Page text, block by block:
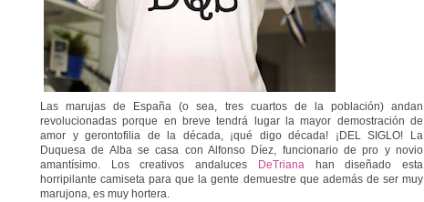
Las marujas de España (o sea, tres cuartos de la población) andan
revolucionadas porque en breve tendrá lugar la mayor demostración de
amor y gerontofilia de la década, ¡qué digo década! ¡DEL SIGLO! La
Duquesa de Alba se casa con Alfonso Díez, funcionario de pro y novio
amantísimo. Los creativos andaluces
DeTrianahan diseñado esta
horripilante camiseta para que la gente demuestre que además de ser muy
marujona, es muy hortera.